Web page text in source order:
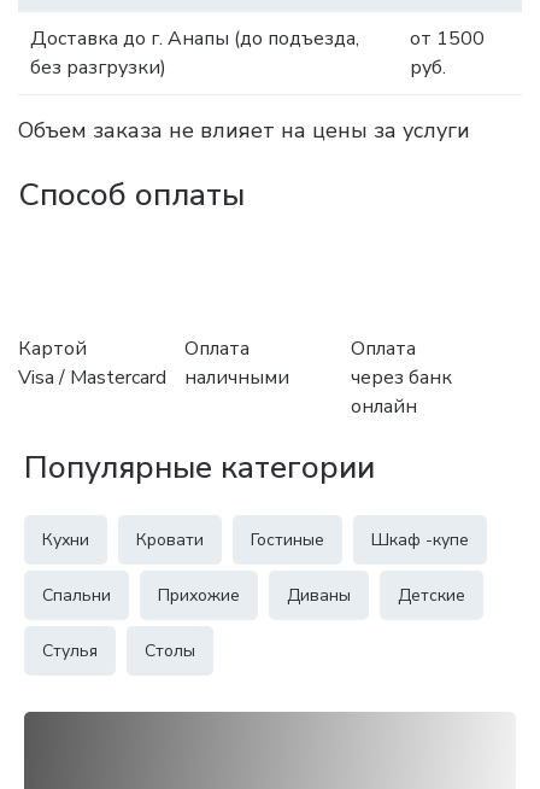
Доставка до г. Анапы (до подъезда,
без разгрузки)
от 1500
руб.
Объем заказа не влияет на цены за услуги
Способ оплаты
Картой
Visa / Mastercard
Оплата
наличными
Оплата
через банк
онлайн
Популярные категории
Кухни Кровати Гостиные Шкаф -купе
Спальни Прихожие Диваны Детские
Стулья Столы